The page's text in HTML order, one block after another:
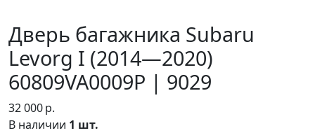
Дверь багажника Subaru
Levorg I (2014—2020)
60809VA0009P | 9029
32 000р.
В наличии 1 шт.